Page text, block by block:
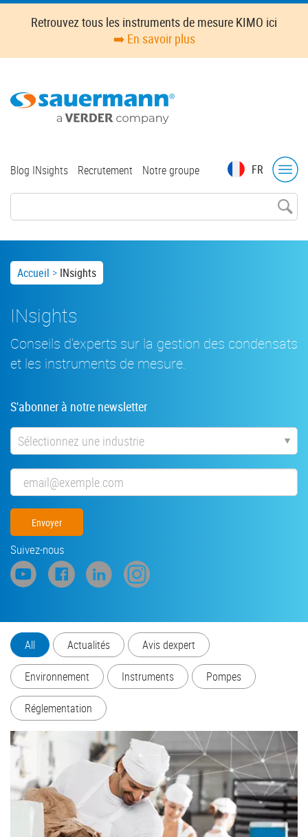
Skip
content
Retrouvez tous les instruments de mesure KIMO ici
➡️ En savoir plus
FR
Top
Blog INsights Recrutement Notre groupe
Breadcrumb
Accueil INsights
INsights
Conseils d’experts sur la gestion des condensats
et les instruments de mesure.
S'abonner à notre newsletter
Industrie
Email
Suivez-nous
All Actualités Avis dexpert
Environnement Instruments Pompes
Réglementation